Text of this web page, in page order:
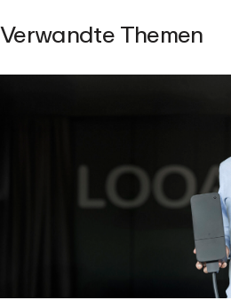
Verwandte Themen